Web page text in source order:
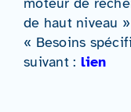
de haut niveau
« Besoins
suivant : lien